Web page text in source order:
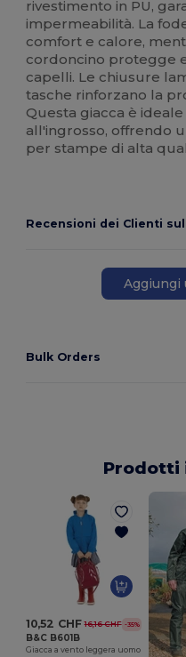
rivestimento in PU,
impermeabilità. La
comfort e calore,
cordoncino protegge
capelli. Le chiusure
tasche rinforzano la
Questa giacca è
all'ingrosso, offrendo
per stampe di alta
Recensioni dei Clienti
Aggiungi
Bulk Orders
Prodotti
10,52 CHF 16,16 CHF -35%
B&C B601B
Giacca a vento leggera uomo